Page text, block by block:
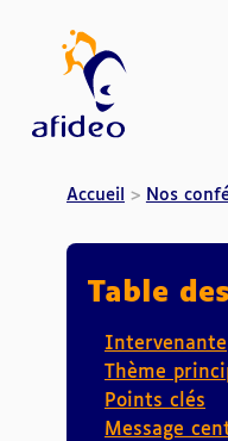
Accueil Nos
Table
Intervenante
Thème
Points clés
Message